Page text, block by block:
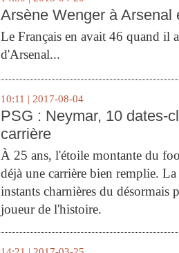
Arsène Wenger à Arsenal
Le Français en avait 46 quand il
d'Arsenal...
10:11 | 2017-08-04
PSG : Neymar, 10 dates-
carrière
À 25 ans, l'étoile montante du
déjà une carrière bien remplie.
instants charnières du désormais
joueur de l'histoire.